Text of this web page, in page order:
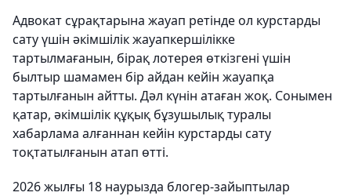
Адвокат сұрақтарына жауап ретінде ол курстарды
сату үшін әкімшілік жауапкершілікке
тартылмағанын, бірақ лотерея өткізгені үшін
былтыр шамамен бір айдан кейін жауапқа
тартылғанын айтты. Дәл күнін атаған жоқ. Сонымен
қатар, әкімшілік құқық бұзушылық туралы
хабарлама алғаннан кейін курстарды сату
тоқтатылғанын атап өтті.
2026 жылғы 18 наурызда блогер-зайыптылар